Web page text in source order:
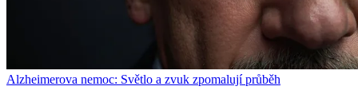
Alzheimerova nemoc: Světlo a zvuk zpomalují průběh